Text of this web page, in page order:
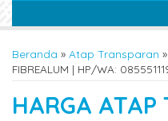
Beranda » Atap Transparan »
FIBREALUM | HP/WA:
HARGA ATAP